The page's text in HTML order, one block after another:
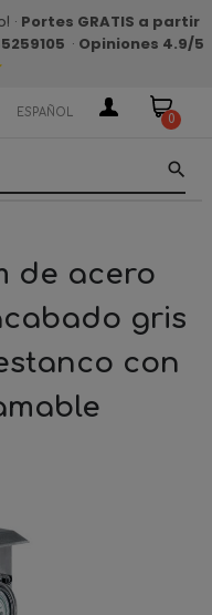
· Portes GRATIS a partir
· Opiniones 4.9/5
ESPAÑOL 0
search
de acero
gris
con